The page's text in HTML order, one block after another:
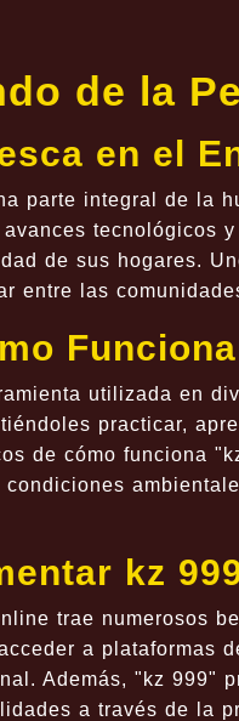
de la
en el
parte integral de la
tecnológicos
de sus hogares.
entre las
utilizada en
practicar,
de cómo funciona
kz
trae numerosos
a plataformas
Además, "kz 999"
a través de la